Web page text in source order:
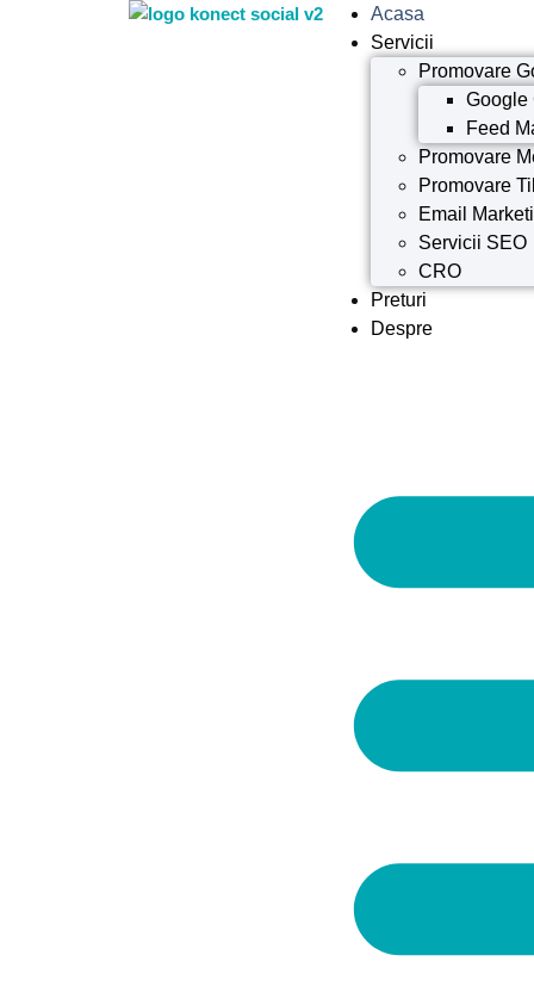
Acasa
Servicii
Promovare
Google
Feed
Promovare
Promovare
Email
Servicii SEO
CRO
Preturi
Despre